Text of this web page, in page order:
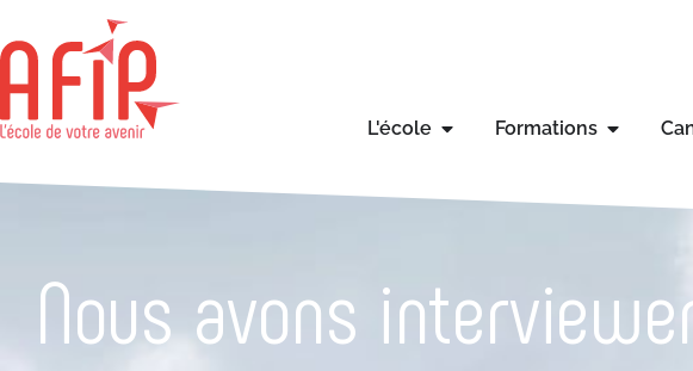
L'école Formations
Nous avons